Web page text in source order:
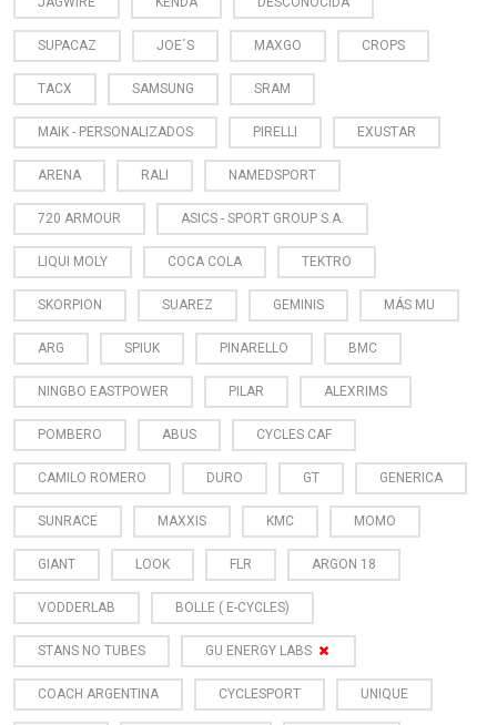
SUPACAZ JOE´S MAXGO CROPS
TACX SAMSUNG SRAM
MAIK - PERSONALIZADOS PIRELLI EXUSTAR
ARENA RALI NAMEDSPORT
720 ARMOUR ASICS - SPORT GROUP S.A.
LIQUI MOLY COCA COLA TEKTRO
SKORPION SUAREZ GEMINIS MÁS MU
ARG SPIUK PINARELLO BMC
NINGBO EASTPOWER PILAR ALEXRIMS
POMBERO ABUS CYCLES CAF
CAMILO ROMERO DURO GT GENERICA
SUNRACE MAXXIS KMC MOMO
GIANT LOOK FLR ARGON 18
VODDERLAB BOLLE ( E-CYCLES)
STANS NO TUBES GU ENERGY LABS
COACH ARGENTINA CYCLESPORT UNIQUE